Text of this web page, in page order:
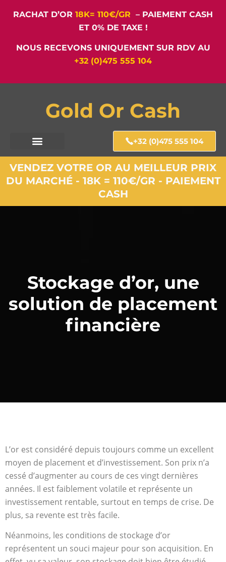
RACHAT D’OR 18K= 110€/GR – PAIEMENT CASH
ET 0% DE TAXE !
NOUS RECEVONS UNIQUEMENT SUR RDV AU
+32 (0)475 555 104
Gold Or Cash
+32 (0)475 555 104
VENDEZ VOTRE OR AU MEILLEUR PRIX
DU MARCHÉ - 18K = 110€/GR - PAIEMENT
CASH
Stockage d’or, une
solution de placement
financière
L’or est considéré depuis toujours comme un excellent
moyen de placement et d’investissement. Son prix n’a
cessé d’augmenter au cours de ces vingt dernières
années. Il est faiblement volatile et représente un
investissement rentable, surtout en temps de crise. De
plus, sa revente est très facile.
Néanmoins, les conditions de stockage d’or
représentent un souci majeur pour son acquisition. En